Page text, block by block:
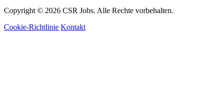
Copyright © 2026 CSR Jobs. Alle Rechte vorbehalten.
Cookie-Richtlinie Kontakt